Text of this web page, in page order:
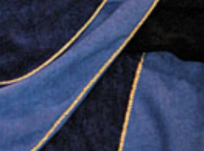
A palinka fogyasztasa
Jellegzetes pálinkáink
Pálinka Lovagrend
Szatmári Szilvapálinka
AZ EREDETVÉDETT SZATMÁRI SZILVA Nemcsak
Magyarországon, hanem a környező országokban is
jellemző a szilvapálinka készítés. A főzés kezdetérő már
a 16-17. századból vannak említések. A...